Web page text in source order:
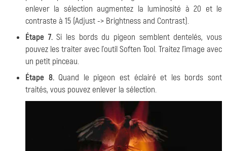
enlever la sélection augmentez la luminosité à 20 et le
contraste à 15 (Adjust -> Brightness and Contrast).
Étape 7.Si les bords du pigeon semblent dentelés, vous
pouvez les traiter avec l'outilSoften Tool. Traitez l'image avec
un petit pinceau.
Étape 8.Quand le pigeon est éclairé et les bords sont
traités, vous pouvez enlever la sélection.